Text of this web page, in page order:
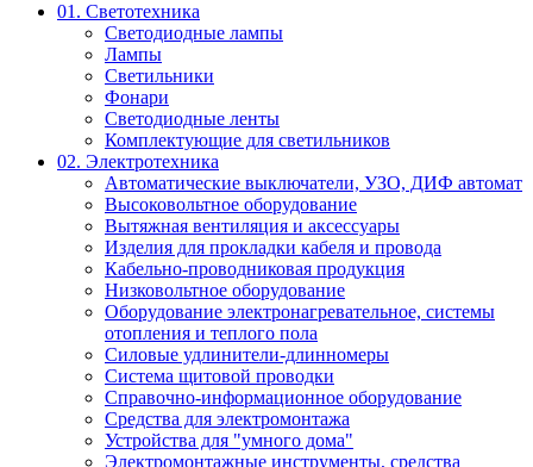
01. Светотехника
Светодиодные лампы
Лампы
Светильники
Фонари
Светодиодные ленты
Комплектующие для светильников
02. Электротехника
Автоматические выключатели, УЗО, ДИФ автомат
Высоковольтное оборудование
Вытяжная вентиляция и аксессуары
Изделия для прокладки кабеля и провода
Кабельно-проводниковая продукция
Низковольтное оборудование
Оборудование электронагревательное, системы
отопления и теплого пола
Силовые удлинители-длинномеры
Система щитовой проводки
Справочно-информационное оборудование
Средства для электромонтажа
Устройства для "умного дома"
Электромонтажные инструменты, средства